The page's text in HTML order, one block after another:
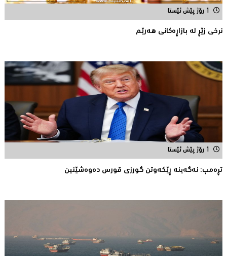
1 رۆژ پێش ئێستا
نرخى زێڕ له‌ بازاڕه‌كانی هه‌رێم
1 رۆژ پێش ئێستا
تڕه‌مپ: نه‌گه‌ینه‌ ڕێكه‌وتن گورزی قورس ده‌وه‌شێنین